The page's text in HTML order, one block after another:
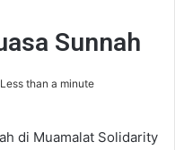
Sunnah
Less than a minute
di Muamalat Solidarity